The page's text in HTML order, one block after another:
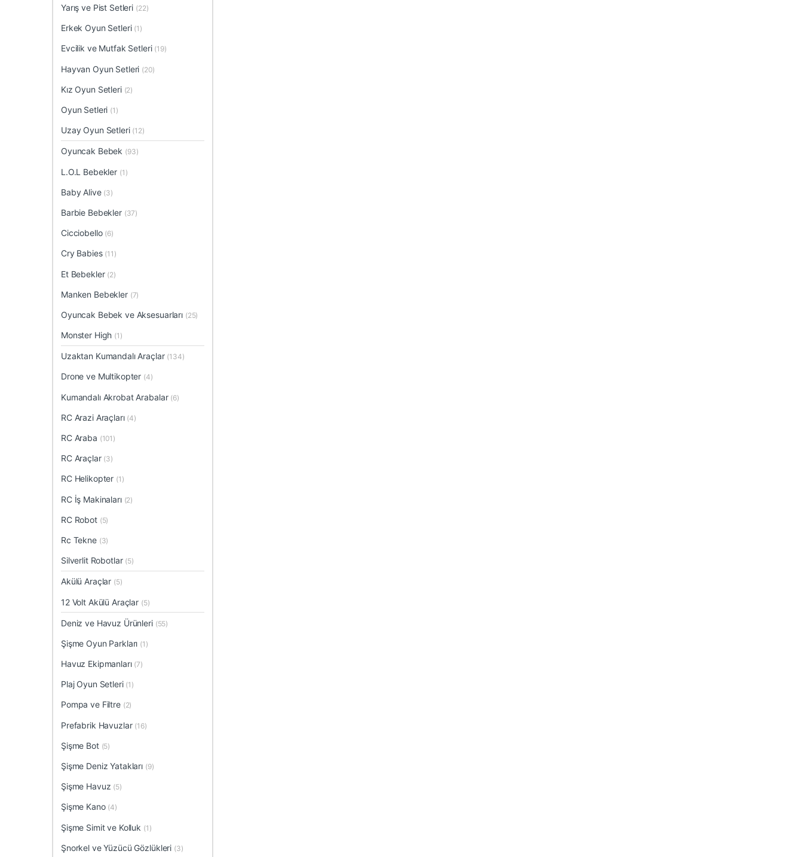
Yarış ve Pist Setleri (22)
Erkek Oyun Setleri (1)
Evcilik ve Mutfak Setleri (19)
Hayvan Oyun Setleri (20)
Kız Oyun Setleri (2)
Oyun Setleri (1)
Uzay Oyun Setleri (12)
Oyuncak Bebek (93)
L.O.L Bebekler (1)
Baby Alive (3)
Barbie Bebekler (37)
Cicciobello (6)
Cry Babies (11)
Et Bebekler (2)
Manken Bebekler (7)
Oyuncak Bebek ve Aksesuarları (25)
Monster High (1)
Uzaktan Kumandalı Araçlar (134)
Drone ve Multikopter (4)
Kumandalı Akrobat Arabalar (6)
RC Arazi Araçları (4)
RC Araba (101)
RC Araçlar (3)
RC Helikopter (1)
RC İş Makinaları (2)
RC Robot (5)
Rc Tekne (3)
Silverlit Robotlar (5)
Akülü Araçlar (5)
12 Volt Akülü Araçlar (5)
Deniz ve Havuz Ürünleri (55)
Şişme Oyun Parkları (1)
Havuz Ekipmanları (7)
Plaj Oyun Setleri (1)
Pompa ve Filtre (2)
Prefabrik Havuzlar (16)
Şişme Bot (5)
Şişme Deniz Yatakları (9)
Şişme Havuz (5)
Şişme Kano (4)
Şişme Simit ve Kolluk (1)
Şnorkel ve Yüzücü Gözlükleri (3)